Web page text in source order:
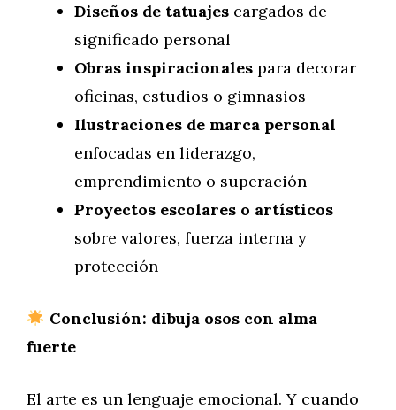
Diseños de tatuajes cargados de
significado personal
Obras inspiracionales para decorar
oficinas, estudios o gimnasios
Ilustraciones de marca personal
enfocadas en liderazgo,
emprendimiento o superación
Proyectos escolares o artísticos
sobre valores, fuerza interna y
protección
Conclusión: dibuja osos con alma
fuerte
El arte es un lenguaje emocional. Y cuando